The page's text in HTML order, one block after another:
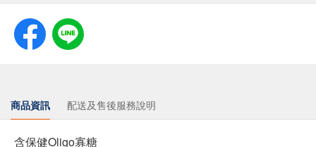
商品資訊 配送及售後服務說明
含保健Oligo寡糖